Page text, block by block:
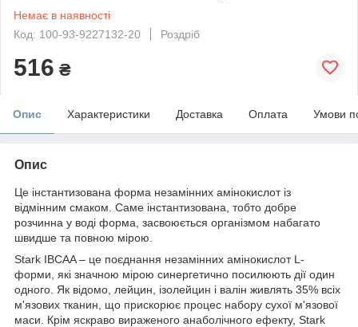
Немає в наявності
Код: 100-93-9227132-20
Роздріб
516 ₴
Опис Характеристики Доставка Оплата Умови
Опис
Це інстантизована форма незамінних амінокислот із
відмінним смаком. Саме інстантизована, тобто добре
розчинна у воді форма, засвоюється організмом набагато
швидше та повною мірою.
Stark IBCAA – це поєднання незамінних амінокислот L-
форми, які значною мірою синергетично посилюють дії один
одного. Як відомо, лейцин, ізолейцин і валін живлять 35% всіх
м'язових тканин, що прискорює процес набору сухої м'язової
маси. Крім яскраво вираженого анаболічного ефекту, Stark